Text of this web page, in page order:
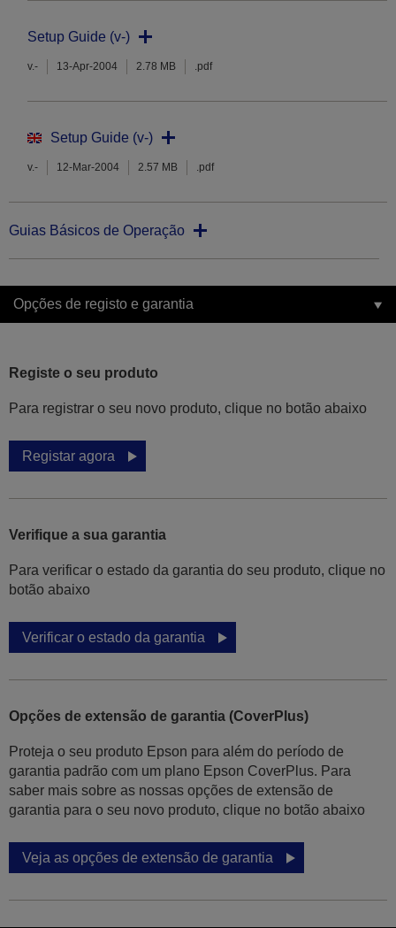
Setup Guide (v-)
v.- 13-Apr-2004 2.78 MB .pdf
Setup Guide (v-)
v.- 12-Mar-2004 2.57 MB .pdf
Guias Básicos de Operação
Opções de registo e garantia
Registe o seu produto
Para registrar o seu novo produto, clique no botão abaixo
Registar agora
Verifique a sua garantia
Para verificar o estado da garantia do seu produto, clique no
botão abaixo
Verificar o estado da garantia
Opções de extensão de garantia (CoverPlus)
Proteja o seu produto Epson para além do período de
garantia padrão com um plano Epson CoverPlus. Para
saber mais sobre as nossas opções de extensão de
garantia para o seu novo produto, clique no botão abaixo
Veja as opções de extensão de garantia